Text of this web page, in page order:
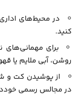
در محیط‌های
کنید.
برای
روشن، آبی ملایم یا
از پوشیدن کت و
در مجالس رسمی